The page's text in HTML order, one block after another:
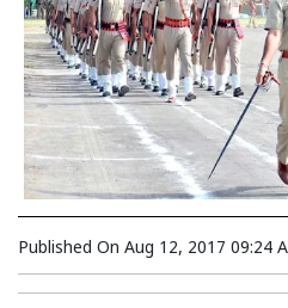
Published On Aug 12, 2017 09:24